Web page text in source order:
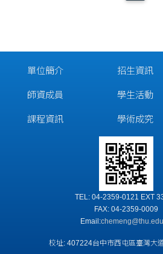
單位簡介
師資成員
課程資訊
招生資訊
學生活動
學術成究
TEL: 04-2359-0121 EXT
FAX: 04-2359-0009
Email:
校址: 407224台中市西屯區臺灣大